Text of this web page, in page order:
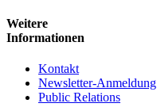
Weitere
Informationen
Kontakt
Newsletter-Anmeldung
Public Relations